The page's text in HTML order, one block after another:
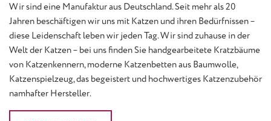
Wir sind eine Manufaktur aus Deutschland. Seit mehr als 20
Jahren beschäftigen wir uns mit Katzen und ihren Bedürfnissen –
diese Leidenschaft leben wir jeden Tag. Wir sind zuhause in der
Welt der Katzen – bei uns finden Sie handgearbeitete Kratzbäume
von Katzenkennern, moderne Katzenbetten aus Baumwolle,
Katzenspielzeug, das begeistert und hochwertiges Katzenzubehör
namhafter Hersteller.